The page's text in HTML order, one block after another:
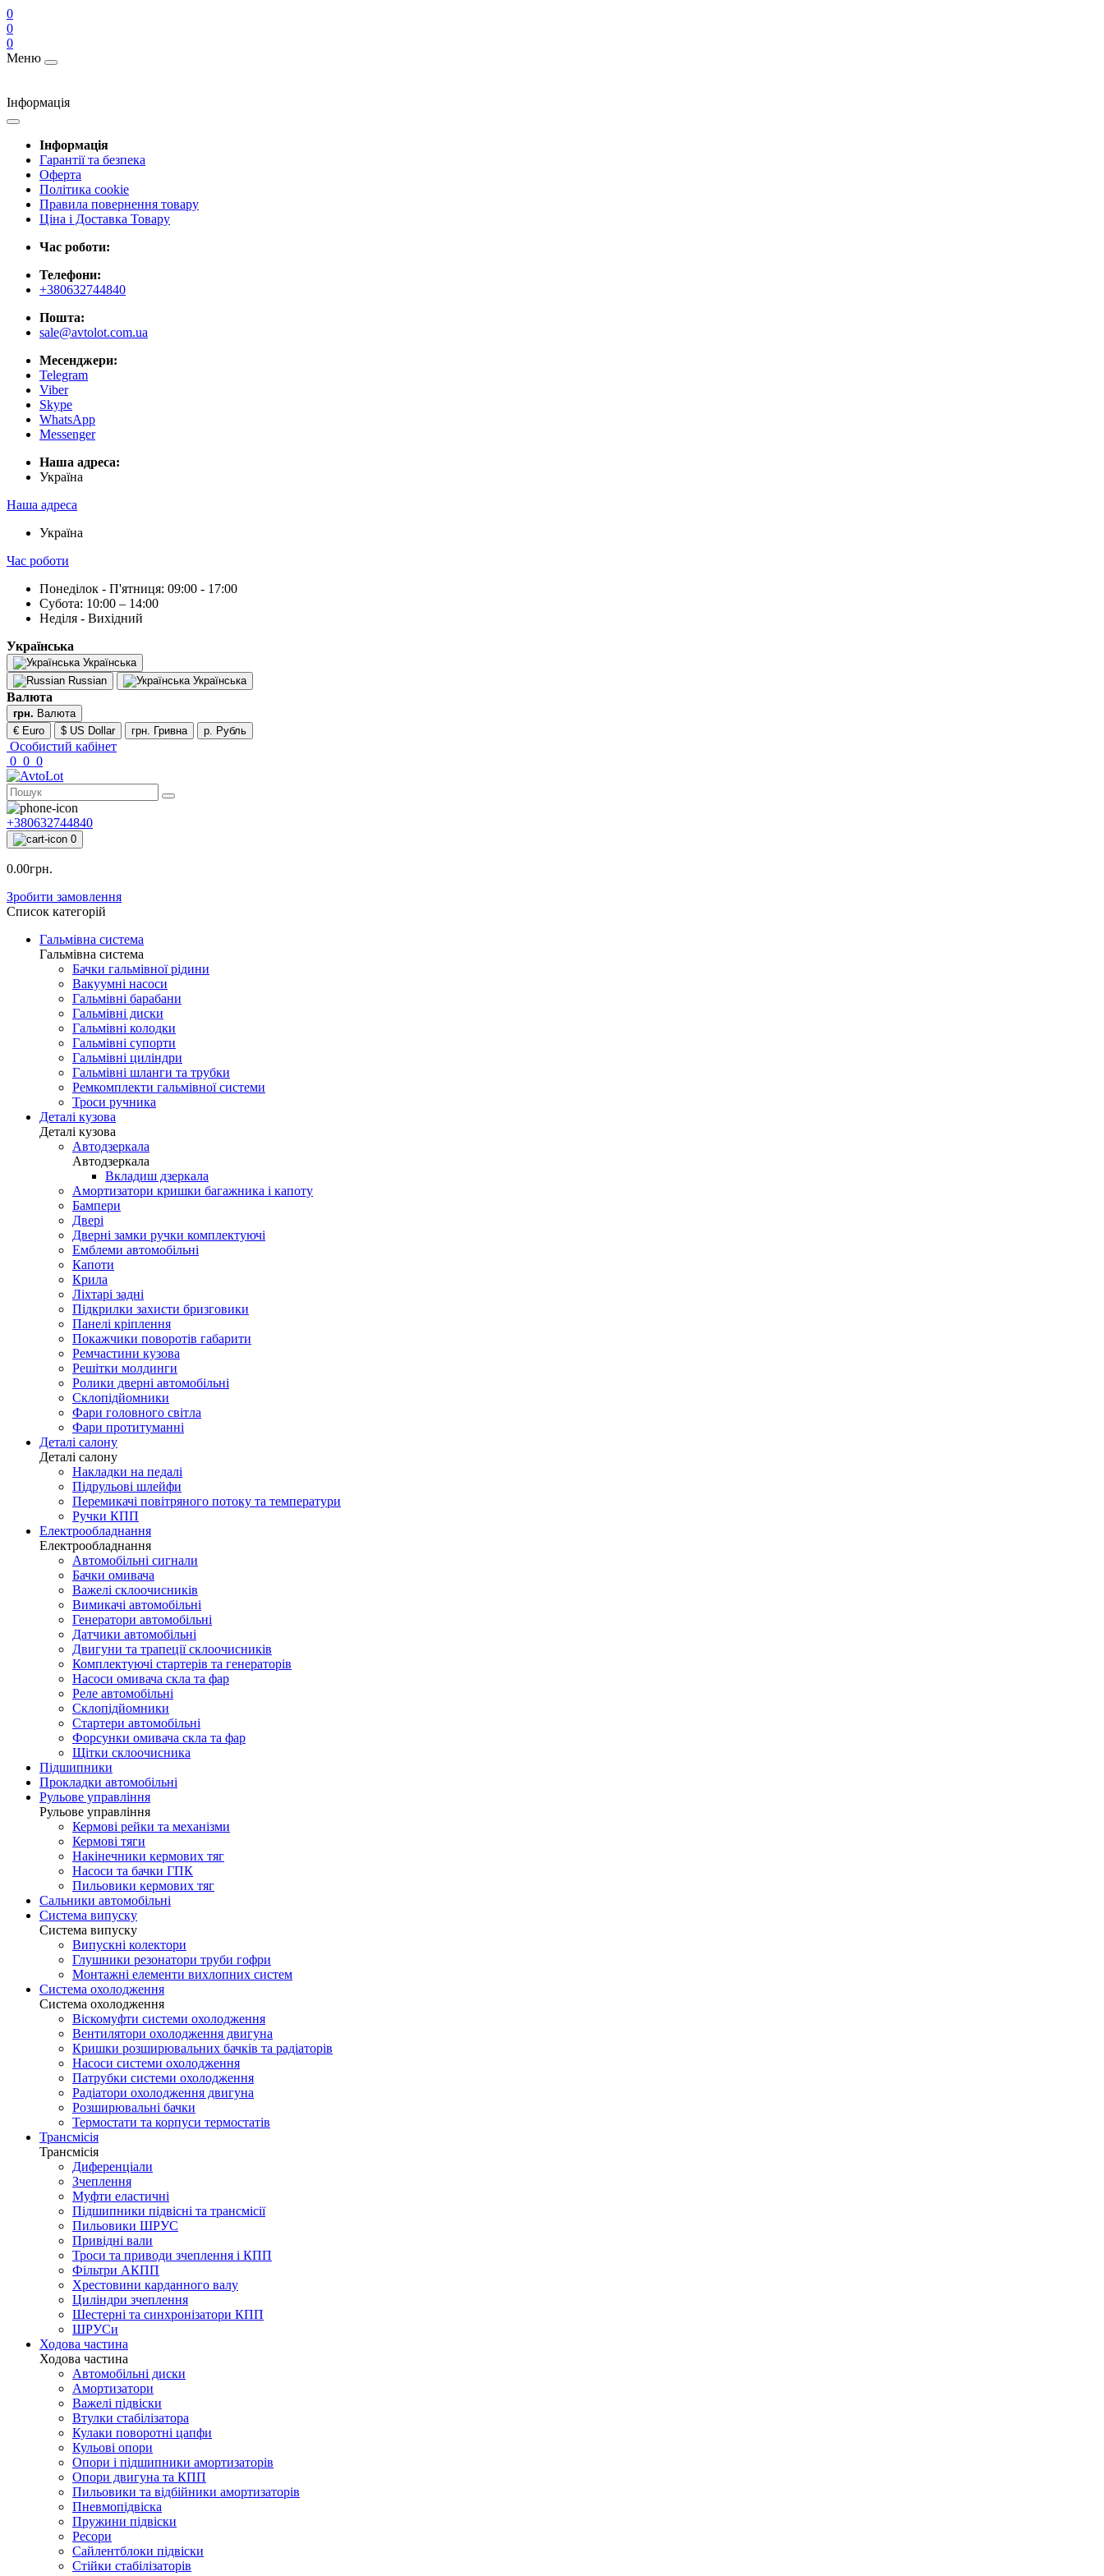
0
0
0
Меню
Інформація
Інформація
Гарантії та безпека
Оферта
Політика cookie
Правила повернення товару
Ціна і Доставка Товару
Час роботи:
Телефони:
+380632744840
Пошта:
sale@avtolot.com.ua
Месенджери:
Telegram
Viber
Skype
WhatsApp
Messenger
Наша адреса:
Українa
Наша адреса
Українa
Час роботи
Понеділок - П'ятниця: 09:00 - 17:00
Субота: 10:00 – 14:00
Неділя - Вихідний
Українська
Українська
Russian
Українська
Валюта
грн. Валюта
€ Euro
$ US Dollar грн. Гривна р. Рубль
Особистий кабінет
0 0 0
+380632744840
0
0.00грн.
Зробити замовлення
Список категорій
Гальмівна система
Гальмівна система
Бачки гальмівної рідини
Вакуумні насоси
Гальмівні барабани
Гальмівні диски
Гальмівні колодки
Гальмівні супорти
Гальмівні циліндри
Гальмівні шланги та трубки
Ремкомплекти гальмівної системи
Троси ручника
Деталі кузова
Деталі кузова
Автодзеркала
Автодзеркала
Вкладиш дзеркала
Амортизатори кришки багажника і капоту
Бампери
Двері
Дверні замки ручки комплектуючі
Емблеми автомобільні
Капоти
Крила
Ліхтарі задні
Підкрилки захисти бризговики
Панелі кріплення
Покажчики поворотів габарити
Ремчастини кузова
Решітки молдинги
Ролики дверні автомобільні
Склопідйомники
Фари головного світла
Фари протитуманні
Деталі салону
Деталі салону
Накладки на педалі
Підрульові шлейфи
Перемикачі повітряного потоку та температури
Ручки КПП
Електрообладнання
Електрообладнання
Автомобільні сигнали
Бачки омивача
Важелі склоочисників
Вимикачі автомобільні
Генератори автомобільні
Датчики автомобільні
Двигуни та трапеції склоочисників
Комплектуючі стартерів та генераторів
Насоси омивача скла та фар
Реле автомобільні
Склопідйомники
Стартери автомобільні
Форсунки омивача скла та фар
Щітки склоочисника
Підшипники
Прокладки автомобільні
Рульове управління
Рульове управління
Кермові рейки та механізми
Кермові тяги
Накінечники кермових тяг
Насоси та бачки ГПК
Пильовики кермових тяг
Сальники автомобільні
Система випуску
Система випуску
Випускні колектори
Глушники резонатори труби гофри
Монтажні елементи вихлопних систем
Система охолодження
Система охолодження
Віскомуфти системи охолодження
Вентилятори охолодження двигуна
Кришки розширювальних бачків та радіаторів
Насоси системи охолодження
Патрубки системи охолодження
Радіатори охолодження двигуна
Розширювальні бачки
Термостати та корпуси термостатів
Трансмісія
Трансмісія
Диференціали
Зчеплення
Муфти еластичні
Підшипники підвісні та трансмісії
Пильовики ШРУС
Привідні вали
Троси та приводи зчеплення і КПП
Фільтри АКПП
Хрестовини карданного валу
Циліндри зчеплення
Шестерні та синхронізатори КПП
ШРУСи
Ходова частина
Ходова частина
Автомобільні диски
Амортизатори
Важелі підвіски
Втулки стабілізатора
Кулаки поворотні цапфи
Кульові опори
Опори і підшипники амортизаторів
Опори двигуна та КПП
Пильовики та відбійники амортизаторів
Пневмопідвіска
Пружини підвіски
Ресори
Сайлентблоки підвіски
Стійки стабілізаторів